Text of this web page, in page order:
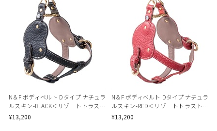
N＆F ボディベルト Dタイプ ナチュラ
ルスキン-BLACK＜リゾートトラスト
セレクション＞
¥13,200
N＆F ボディベルト Dタイプ ナチュラ
ルスキン-RED＜リゾートトラストセ
レクション＞
¥13,200